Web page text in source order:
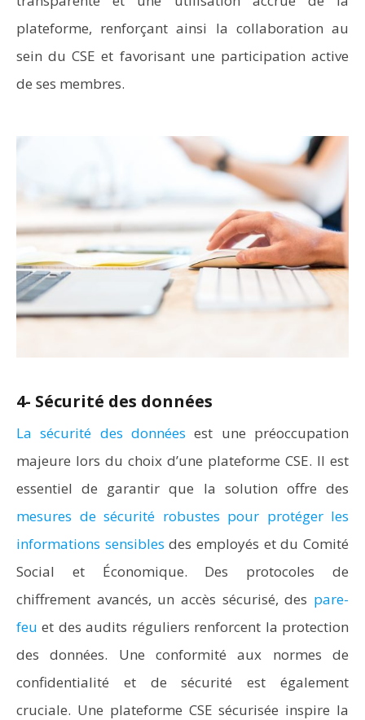
plateforme, renforçant ainsi la collaboration au
sein du CSE et favorisant une participation active
de ses membres.
4- Sécurité des données
La sécurité des données est une préoccupation
majeure lors du choix d’une plateforme CSE. Il est
essentiel de garantir que la solution offre des
mesures de sécurité robustes pour protéger les
informations sensibles des employés et du Comité
Social et Économique. Des protocoles de
chiffrement avancés, un accès sécurisé, des pare-
feu et des audits réguliers renforcent la protection
des données. Une conformité aux normes de
confidentialité et de sécurité est également
cruciale. Une plateforme CSE sécurisée inspire la